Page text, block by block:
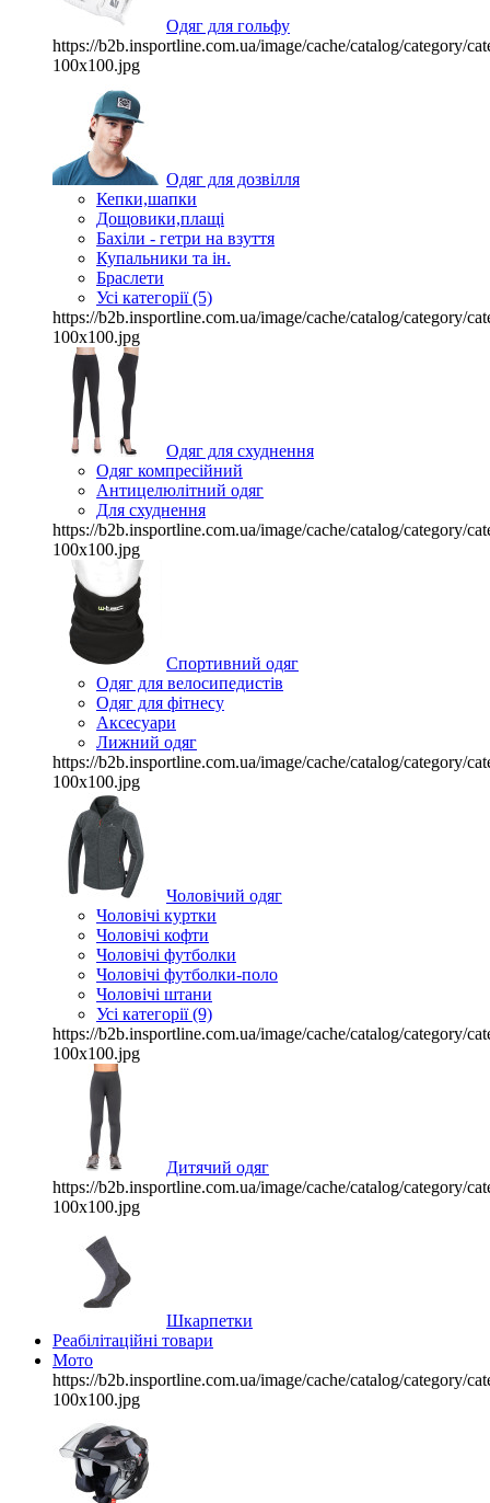
Одяг для гольфу
https://b2b.insportline.com.ua/image/cache/catalog/category/
100x100.jpg
Одяг для дозвілля
Кепки,шапки
Дощовики,плащі
Бахіли - гетри на взуття
Купальники та ін.
Браслети
Усі категорії (5)
https://b2b.insportline.com.ua/image/cache/catalog/category/
100x100.jpg
Одяг для схуднення
Одяг компресійний
Антицелюлітний одяг
Для схуднення
https://b2b.insportline.com.ua/image/cache/catalog/category/
100x100.jpg
Спортивний одяг
Одяг для велосипедистів
Одяг для фітнесу
Аксесуари
Лижний одяг
https://b2b.insportline.com.ua/image/cache/catalog/category/
100x100.jpg
Чоловічий одяг
Чоловічі куртки
Чоловічі кофти
Чоловічі футболки
Чоловічі футболки-поло
Чоловічі штани
Усі категорії (9)
https://b2b.insportline.com.ua/image/cache/catalog/category/
100x100.jpg
Дитячий одяг
https://b2b.insportline.com.ua/image/cache/catalog/category/
100x100.jpg
Шкарпетки
Реабілітаційні товари
Мото
https://b2b.insportline.com.ua/image/cache/catalog/category/
100x100.jpg